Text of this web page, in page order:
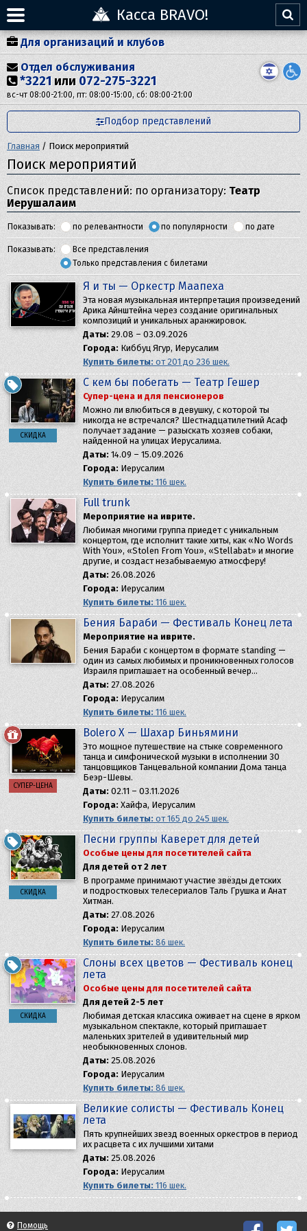
Касса BRAVO!
Для организаций и клубов
Отдел обслуживания
*3221 или 072-275-3221
вс-чт 08:00-21:00, пт: 08:00-15:00, сб: 08:00-21:00
Подбор представлений
Главная / Поиск мероприятий
Поиск мероприятий
Список представлений: по организатору: Театр
Иерушалаим
Показывать: по релевантности по популярности по дате
Показывать:
Все представления
Только представления с билетами
Я и ты — Оркестр Маапеха
Эта новая музыкальная интерпретация произведений
Арика Айнштейна через создание оригинальных
композиций и уникальных аранжировок.
Даты: 29.08 – 03.09.2026
Города: Киббуц Ягур, Иерусалим
Купить билеты: от 201 до 236 шек.
СКИДКА
С кем бы побегать — Театр Гешер
Супер-цена и для пенсионеров
Можно ли влюбиться в девушку, с которой ты
никогда не встречался? Шестнадцатилетний Асаф
получает задание — разыскать хозяев собаки,
найденной на улицах Иерусалима.
Даты: 14.09 – 15.09.2026
Города: Иерусалим
Купить билеты: 116 шек.
Full trunk
Мероприятие на иврите.
Любимая многими группа приедет с уникальным
концертом, где исполнит такие хиты, как «No Words
With You», «Stolen From You», «Stellabat» и многие
другие, и создаст незабываемую атмосферу!
Даты: 26.08.2026
Города: Иерусалим
Купить билеты: 116 шек.
Бения Бараби — Фестиваль Конец лета
Мероприятие на иврите.
Бения Бараби с концертом в формате standing —
один из самых любимых и проникновенных голосов
Израиля приглашает на особенный вечер…
Даты: 27.08.2026
Города: Иерусалим
Купить билеты: 116 шек.
СУПЕР-ЦЕНА
Bolero X — Шахар Биньямини
Это мощное путешествие на стыке современного
танца и симфонической музыки в исполнении 30
танцовщиков Танцевальной компании Дома танца
Беэр-Шевы.
Даты: 02.11 – 03.11.2026
Города: Хайфа, Иерусалим
Купить билеты: от 165 до 245 шек.
СКИДКА
Песни группы Каверет для детей
Особые цены для посетителей сайта
Для детей от 2 лет
В программе принимают участие звёзды детских
и подростковых телесериалов Таль Грушка и Анат
Хитман.
Даты: 27.08.2026
Города: Иерусалим
Купить билеты: 86 шек.
СКИДКА
Слоны всех цветов — Фестиваль конец
лета
Особые цены для посетителей сайта
Для детей 2-5 лет
Любимая детская классика оживает на сцене в ярком
музыкальном спектакле, который приглашает
маленьких зрителей в удивительный мир
необыкновенных слонов.
Даты: 25.08.2026
Города: Иерусалим
Купить билеты: 86 шек.
Великие солисты — Фестиваль Конец
лета
Пять крупнейших звезд военных оркестров в период
их расцвета с их лучшими хитами
Даты: 25.08.2026
Города: Иерусалим
Купить билеты: 116 шек.
Помощь